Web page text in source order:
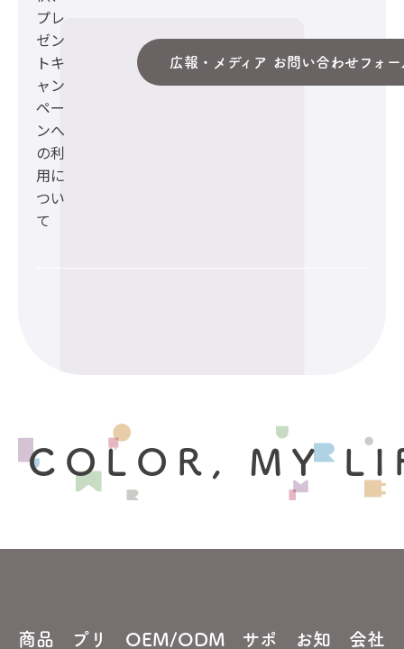
プレ
ゼン
トキ
ャン
ペー
ンへ
の利
用に
つい
て
広報・メディア お問い合わせフォー
COLOR, MY
商品
プリ
OEM/ODM
サポ
お知
会社